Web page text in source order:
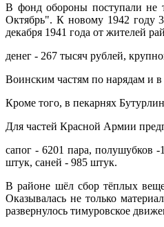
В фонд обороны поступали не
Октябрь". К новому 1942 году
декабря 1941 года от жителей
денег - 267 тысяч рублей,
Воинским частям по нарядам и в
Кроме того, в пекарнях
Для частей Красной Армии
сапог - 6201 пара,
штук, саней - 985 штук.
В районе шёл сбор тёплых
Оказывалась не только
развернулось тимуровское